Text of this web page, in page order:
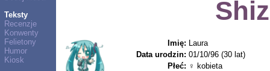
Teksty
Recenzje
Konwenty
Felietony
Humor
Kiosk
Imię: Laura
Data urodzin: 01/10/96 (30 lat)
Płeć: ♀ kobieta